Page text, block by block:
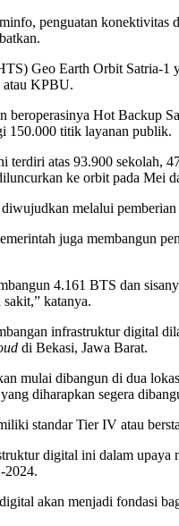
penguatan
Geo Earth Orbit Satria-1
atau KPBU.
beroperasinya Hot Backup
150.000 titik layanan publik.
terdiri atas 93.900 sekolah,
ke orbit pada Mei
melalui
juga membangun
4.161 BTS dan
katanya.
infrastruktur digital
di Bekasi, Jawa Barat.
mulai dibangun di dua
diharapkan segera
standar Tier IV atau
digital ini dalam upaya
2024.
akan menjadi fondasi